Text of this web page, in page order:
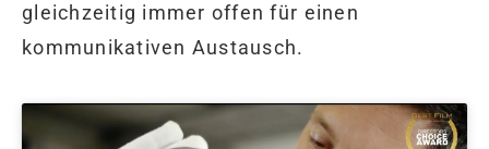
gleichzeitig immer offen für einen
kommunikativen Austausch.